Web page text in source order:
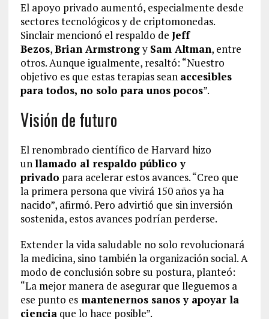
El apoyo privado aumentó, especialmente desde
sectores tecnológicos y de criptomonedas.
Sinclair mencionó el respaldo de Jeff
Bezos,Brian Armstrongy Sam Altman, entre
otros. Aunque igualmente, resaltó: “Nuestro
objetivo es que estas terapias sean accesibles
para todos, no solo para unos pocos”.
Visión de futuro
El renombrado científico de Harvard hizo
unllamado al respaldo público y
privado para acelerar estos avances. “Creo que
la primera persona que vivirá 150 años ya ha
nacido”, afirmó. Pero advirtió que sin inversión
sostenida, estos avances podrían perderse.
Extender la vida saludable no solo revolucionará
la medicina, sino también la organización social. A
modo de conclusión sobre su postura, planteó:
“La mejor manera de asegurar que lleguemos a
ese punto esmantenernos sanos y apoyar la
cienciaque lo hace posible”.